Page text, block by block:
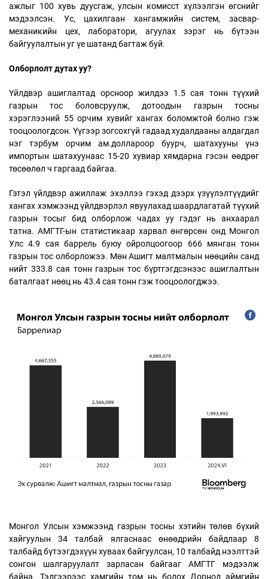
ажлыг 100 хувь дуусгаж, улсын комисст хүлээлгэн өгснийг
мэдээлсэн. Ус, цахилгаан хангамжийн систем, засвар-
механикийн цех, лаборатори, агуулах зэрэг нь бүтээн
байгуулалтын уг үе шатанд багтаж буй.
Олборлолт дутах уу?
Үйлдвэр ашиглалтад орсноор жилдээ 1.5 сая тонн түүхий
газрын тос боловсруулж, дотоодын газрын тосны
хэрэглээний 55 орчим хувийг хангах боломжтой болно гэж
тооцоологдсон. Үүгээр зогсохгүй гадаад худалдааны алдагдал
нэг тэрбум орчим ам.доллароор буурч, шатахууны үнэ
импортын шатахуунаас 15-20 хувиар хямдарна гэсэн өөдрөг
төсөөлөл ч гаргаад байгаа.
Гэтэл үйлдвэр ажиллаж эхэллээ гэхэд дээрх үзүүлэлтүүдийг
хангах хэмжээнд үйлдвэрлэл явуулахад шаардлагатай түүхий
газрын тосыг бид олборлож чадах уу гэдэг нь анхаарал
татна. АМГТГ-ын статистикаар харвал өнгөрсөн онд Монгол
Улс 4.9 сая баррель буюу ойролцоогоор 666 мянган тонн
газрын тос олборложээ. Мөн Ашигт малтмалын нөөцийн санд
нийт 333.8 сая тонн газрын тос бүртгэгдсэнээс ашиглалтын
баталгаат нөөц нь 43.4 сая тонн гэж тооцоологджээ.
Монгол Улсын хэмжээнд газрын тосны хэтийн төлөв бүхий
хайгуулын 34 талбай ялгаснаас өнөөдрийн байдлаар 8
талбайд бүтээгдэхүүн хуваах байгуулсан, 10 талбайд нээлттэй
сонгон шалгаруулалт зарласан байгааг АМГТГ мэдээлж
байна. Тэдгээрээс хамгийн том нь болох Дорнод аймгийн